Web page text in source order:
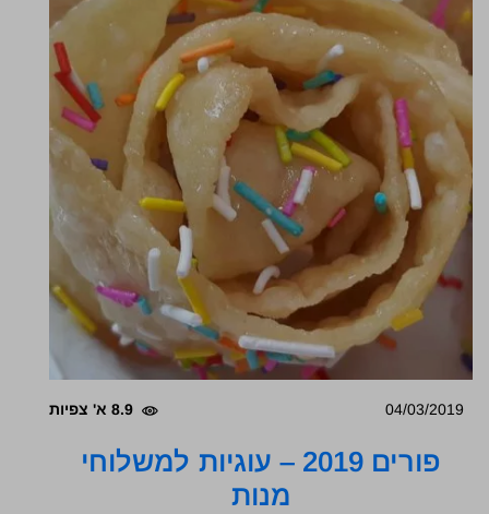
04/03/2019 8.9 א' צפיות
פורים 2019 – עוגיות למשלוחי
מנות